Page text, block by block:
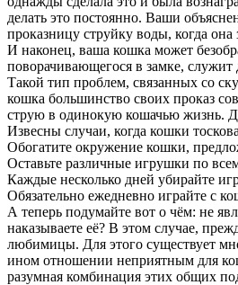
делать это постоянно. Ваши
проказницу струйку воды, когда она
И наконец, ваша кошка может
поворачивающегося в замке,
Такой тип проблем, связанных со
кошка большинство своих проказ
струю в одинокую кошачью жизнь.
Извесны случаи, когда кошки
Обогатите окружение кошки,
Оставьте различные игрушки по
Каждые несколько дней убирайте
Обязательно ежедневно играйте с
А теперь подумайте вот о чём: не
наказываете её? В этом случае,
любимицы. Для этого существует
ином отношении неприятным для
разумная комбинация этих общих